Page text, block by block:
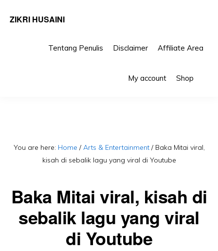
ZIKRI HUSAINI
Tentang Penulis Disclaimer Affiliate Area
My account Shop
You are here: Home / Arts & Entertainment /Baka Mitai viral,
kisah di sebalik lagu yang viral di Youtube
Baka Mitai viral, kisah di
sebalik lagu yang viral
di Youtube